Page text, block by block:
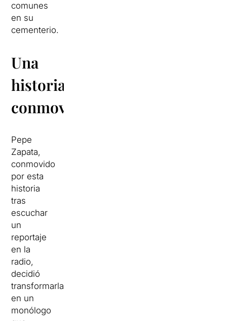
comunes
en su
cementerio.
Una
historia
conmovedora
Pepe
Zapata,
conmovido
por esta
historia
tras
escuchar
un
reportaje
en la
radio,
decidió
transformarla
en un
monólogo